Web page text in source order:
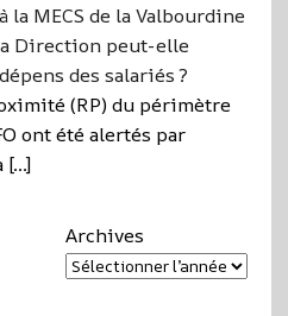
la MECS de la Valbourdine
Direction peut-elle
des salariés ?
(RP) du périmètre
ont été alertés par
[…]
Archives